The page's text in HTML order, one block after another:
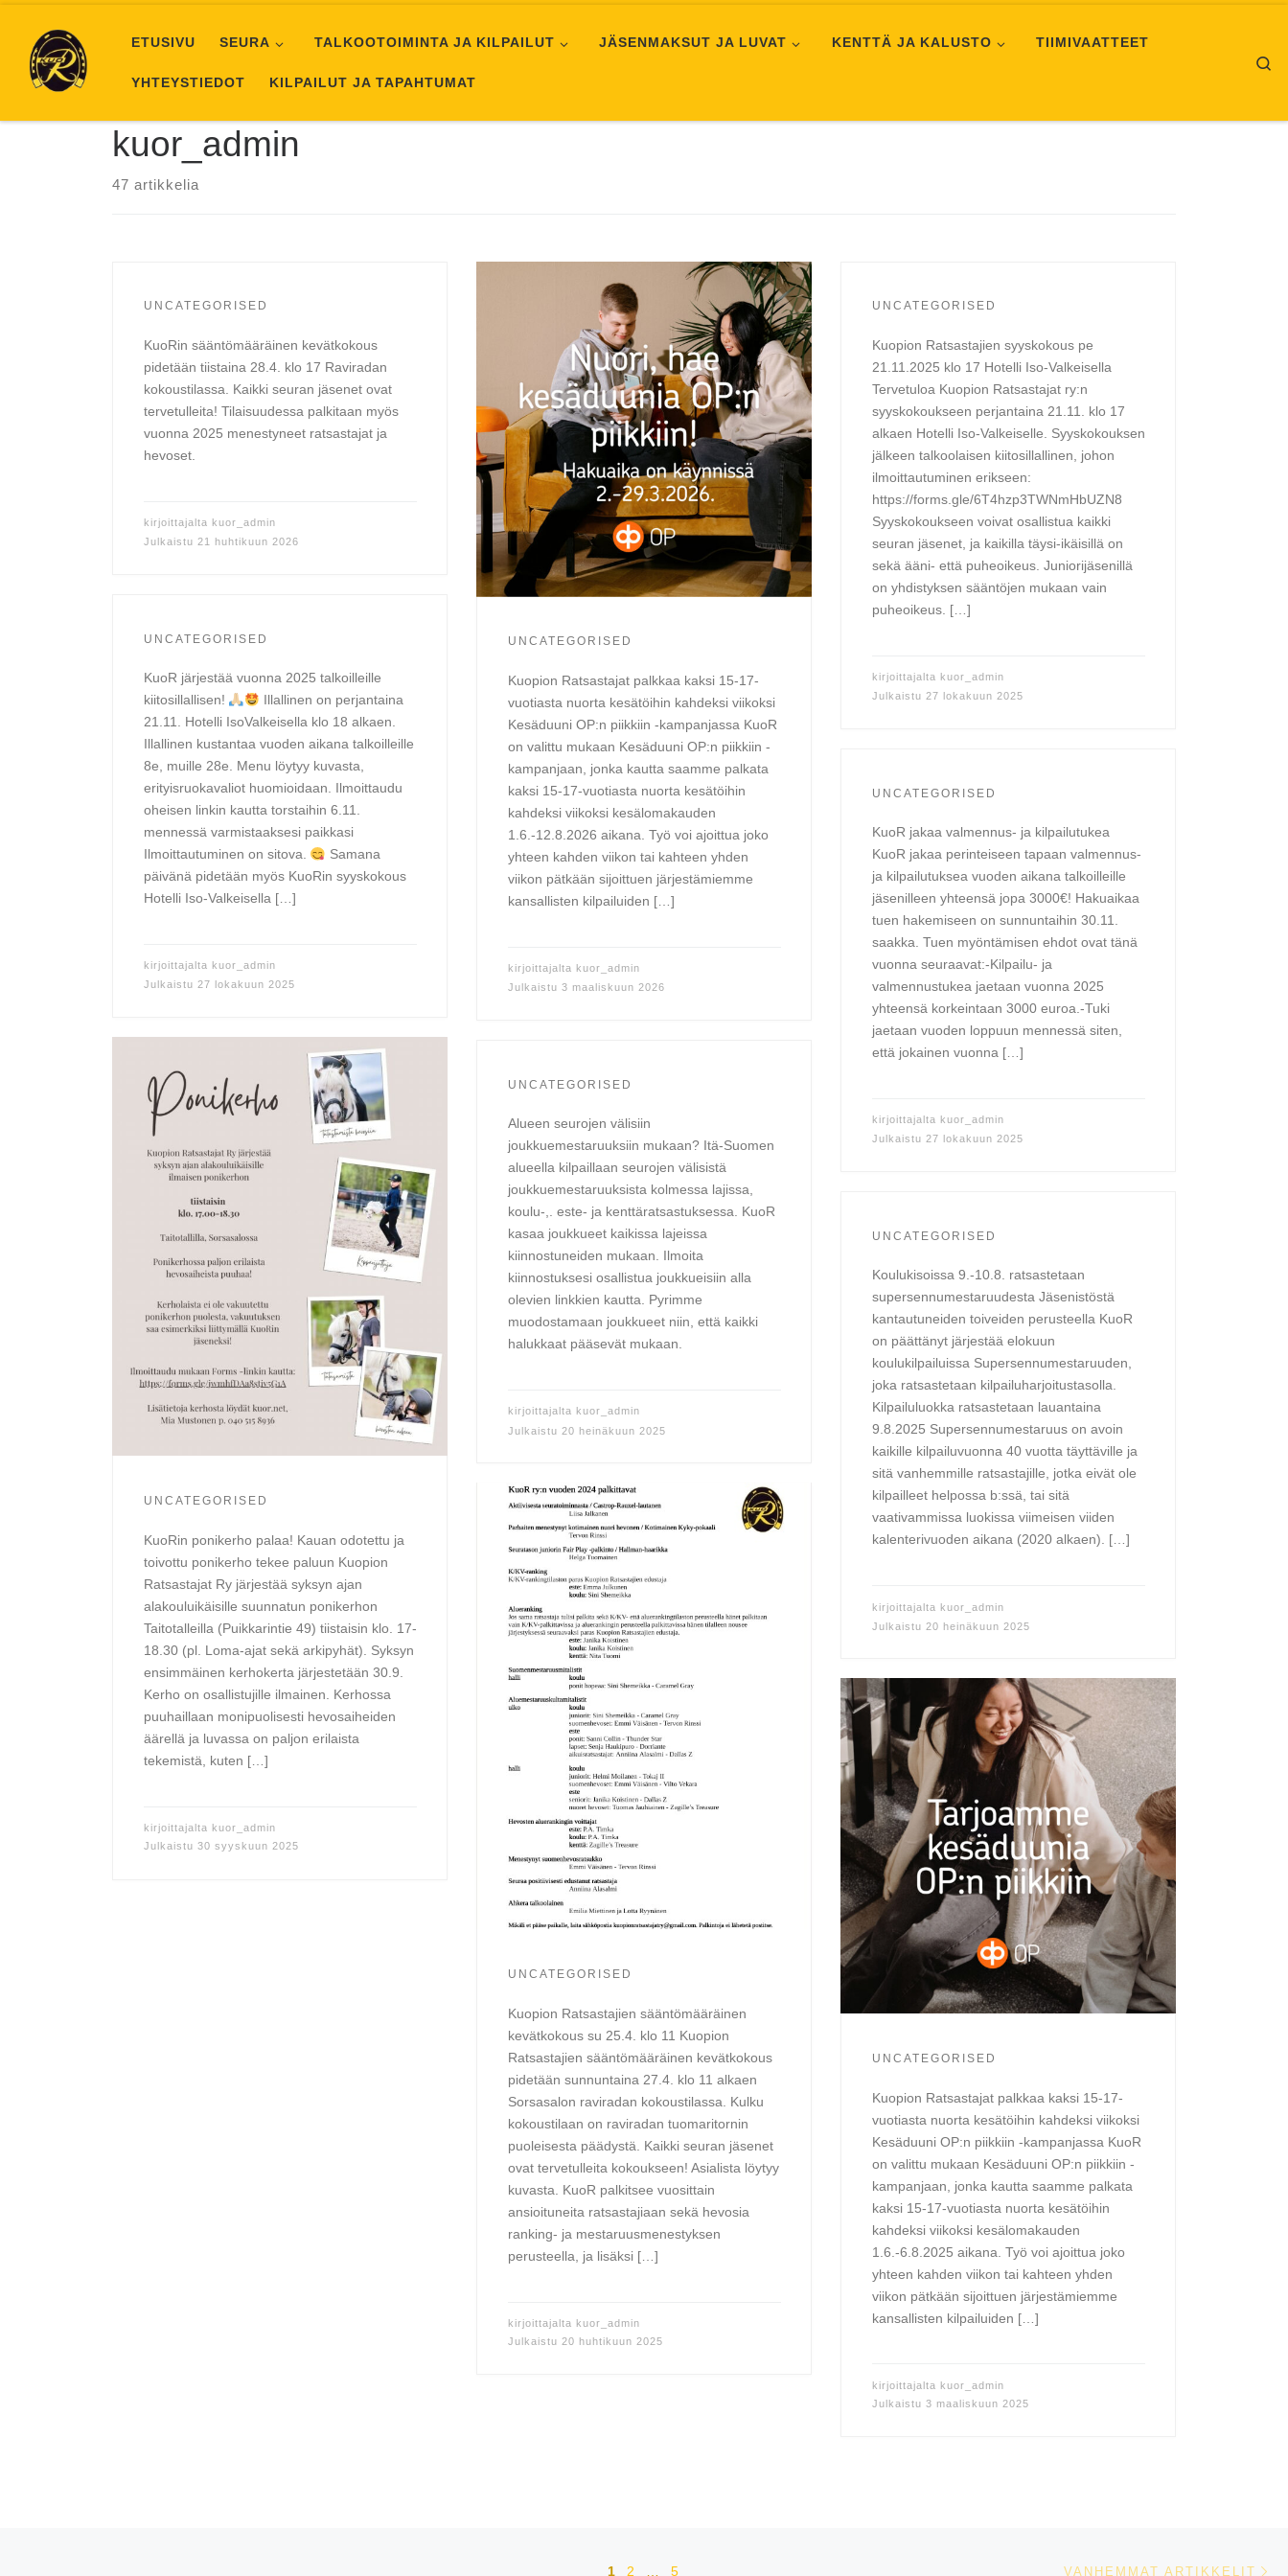
Skip to content
ETUSIVU SEURA TALKOOTOIMINTA JA KILPAILUT JÄSENMAKSUT JA LUVAT KENTTÄ JA KALUSTO TIIMIVAATTEET
YHTEYSTIEDOT KILPAILUT JA TAPAHTUMAT
kuor_admin
47 artikkelia
UNCATEGORISED
KuoRin sääntömääräinen kevätkokous
pidetään tiistaina 28.4. klo 17 Raviradan
kokoustilassa. Kaikki seuran jäsenet ovat
tervetulleita! Tilaisuudessa palkitaan myös
vuonna 2025 menestyneet ratsastajat ja
hevoset.
kirjoittajalta kuor_admin
Julkaistu 21 huhtikuun 2026
UNCATEGORISED
Kuopion Ratsastajat palkkaa kaksi 15-17-
vuotiasta nuorta kesätöihin kahdeksi viikoksi
Kesäduuni OP:n piikkiin -kampanjassa KuoR
on valittu mukaan Kesäduuni OP:n piikkiin -
kampanjaan, jonka kautta saamme palkata
kaksi 15-17-vuotiasta nuorta kesätöihin
kahdeksi viikoksi kesälomakauden
1.6.-12.8.2026 aikana. Työ voi ajoittua joko
yhteen kahden viikon tai kahteen yhden
viikon pätkään sijoittuen järjestämiemme
kansallisten kilpailuiden […]
kirjoittajalta kuor_admin
Julkaistu 3 maaliskuun 2026
UNCATEGORISED
Kuopion Ratsastajien syyskokous pe
21.11.2025 klo 17 Hotelli Iso-Valkeisella
Tervetuloa Kuopion Ratsastajat ry:n
syyskokoukseen perjantaina 21.11. klo 17
alkaen Hotelli Iso-Valkeiselle. Syyskokouksen
jälkeen talkoolaisen kiitosillallinen, johon
ilmoittautuminen erikseen:
https://forms.gle/6T4hzp3TWNmHbUZN8
Syyskokoukseen voivat osallistua kaikki
seuran jäsenet, ja kaikilla täysi-ikäisillä on
sekä ääni- että puheoikeus. Juniorijäsenillä
on yhdistyksen sääntöjen mukaan vain
puheoikeus. […]
kirjoittajalta kuor_admin
Julkaistu 27 lokakuun 2025
UNCATEGORISED
KuoR järjestää vuonna 2025 talkoilleille
kiitosillallisen!
Illallinen on perjantaina
21.11. Hotelli IsoValkeisella klo 18 alkaen.
Illallinen kustantaa vuoden aikana talkoilleille
8e, muille 28e. Menu löytyy kuvasta,
erityisruokavaliot huomioidaan. Ilmoittaudu
oheisen linkin kautta torstaihin 6.11.
mennessä varmistaaksesi paikkasi
Ilmoittautuminen on sitova.
Samana
päivänä pidetään myös KuoRin syyskokous
Hotelli Iso-Valkeisella […]
kirjoittajalta kuor_admin
Julkaistu 27 lokakuun 2025
UNCATEGORISED
KuoR jakaa valmennus- ja kilpailutukea
KuoR jakaa perinteiseen tapaan valmennus-
ja kilpailutuksea vuoden aikana talkoilleille
jäsenilleen yhteensä jopa 3000€! Hakuaikaa
tuen hakemiseen on sunnuntaihin 30.11.
saakka. Tuen myöntämisen ehdot ovat tänä
vuonna seuraavat:-Kilpailu- ja
valmennustukea jaetaan vuonna 2025
yhteensä korkeintaan 3000 euroa.-Tuki
jaetaan vuoden loppuun mennessä siten,
että jokainen vuonna […]
kirjoittajalta kuor_admin
Julkaistu 27 lokakuun 2025
UNCATEGORISED
KuoRin ponikerho palaa! Kauan odotettu ja
toivottu ponikerho tekee paluun Kuopion
Ratsastajat Ry järjestää syksyn ajan
alakouluikäisille suunnatun ponikerhon
Taitotalleilla (Puikkarintie 49) tiistaisin klo. 17-
18.30 (pl. Loma-ajat sekä arkipyhät). Syksyn
ensimmäinen kerhokerta järjestetään 30.9.
Kerho on osallistujille ilmainen. Kerhossa
puuhaillaan monipuolisesti hevosaiheiden
äärellä ja luvassa on paljon erilaista
tekemistä, kuten […]
kirjoittajalta kuor_admin
Julkaistu 30 syyskuun 2025
UNCATEGORISED
Alueen seurojen välisiin
joukkuemestaruuksiin mukaan? Itä-Suomen
alueella kilpaillaan seurojen välisistä
joukkuemestaruuksista kolmessa lajissa,
koulu-,. este- ja kenttäratsastuksessa. KuoR
kasaa joukkueet kaikissa lajeissa
kiinnostuneiden mukaan. Ilmoita
kiinnostuksesi osallistua joukkueisiin alla
olevien linkkien kautta. Pyrimme
muodostamaan joukkueet niin, että kaikki
halukkaat pääsevät mukaan.
kirjoittajalta kuor_admin
Julkaistu 20 heinäkuun 2025
UNCATEGORISED
Koulukisoissa 9.-10.8. ratsastetaan
supersennumestaruudesta Jäsenistöstä
kantautuneiden toiveiden perusteella KuoR
on päättänyt järjestää elokuun
koulukilpailuissa Supersennumestaruuden,
joka ratsastetaan kilpailuharjoitustasolla.
Kilpailuluokka ratsastetaan lauantaina
9.8.2025 Supersennumestaruus on avoin
kaikille kilpailuvuonna 40 vuotta täyttäville ja
sitä vanhemmille ratsastajille, jotka eivät ole
kilpailleet helpossa b:ssä, tai sitä
vaativammissa luokissa viimeisen viiden
kalenterivuoden aikana (2020 alkaen). […]
kirjoittajalta kuor_admin
Julkaistu 20 heinäkuun 2025
UNCATEGORISED
Kuopion Ratsastajien sääntömääräinen
kevätkokous su 25.4. klo 11 Kuopion
Ratsastajien sääntömääräinen kevätkokous
pidetään sunnuntaina 27.4. klo 11 alkaen
Sorsasalon raviradan kokoustilassa. Kulku
kokoustilaan on raviradan tuomaritornin
puoleisesta päädystä. Kaikki seuran jäsenet
ovat tervetulleita kokoukseen! Asialista löytyy
kuvasta. KuoR palkitsee vuosittain
ansioituneita ratsastajiaan sekä hevosia
ranking- ja mestaruusmenestyksen
perusteella, ja lisäksi […]
kirjoittajalta kuor_admin
Julkaistu 20 huhtikuun 2025
UNCATEGORISED
Kuopion Ratsastajat palkkaa kaksi 15-17-
vuotiasta nuorta kesätöihin kahdeksi viikoksi
Kesäduuni OP:n piikkiin -kampanjassa KuoR
on valittu mukaan Kesäduuni OP:n piikkiin -
kampanjaan, jonka kautta saamme palkata
kaksi 15-17-vuotiasta nuorta kesätöihin
kahdeksi viikoksi kesälomakauden
1.6.-6.8.2025 aikana. Työ voi ajoittua joko
yhteen kahden viikon tai kahteen yhden
viikon pätkään sijoittuen järjestämiemme
kansallisten kilpailuiden […]
kirjoittajalta kuor_admin
Julkaistu 3 maaliskuun 2025
1 2 5 VANHEMMAT ARTIKKELIT